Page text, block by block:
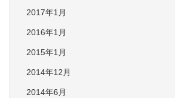
2017年1月
2016年1月
2015年1月
2014年12月
2014年6月